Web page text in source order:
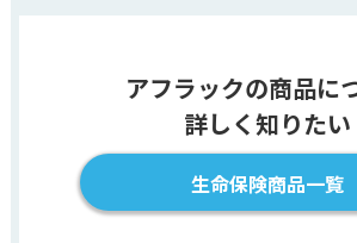
アフラックの商品に
詳しく知りたい
生命保険商品一覧